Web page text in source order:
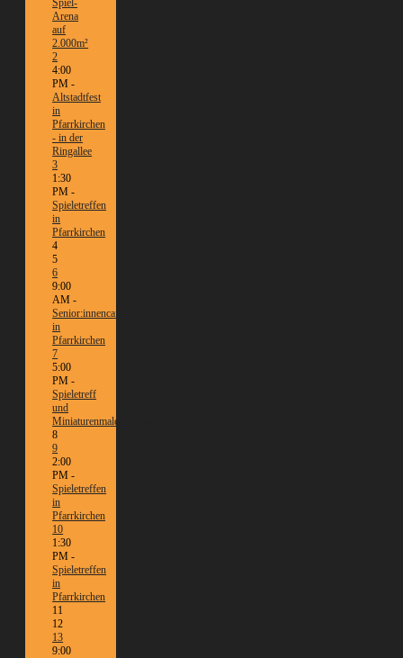
Arena
auf
2.000m²
2
4:00
PM -
Altstadtfest
in
Pfarrkirchen
- in der
Ringallee
3
1:30
PM -
Spieletreffen
in
Pfarrkirchen
4
5
6
9:00
AM -
Senior:innencafé
in
Pfarrkirchen
7
5:00
PM -
Spieletreff
und
Miniaturenmalen/Tabletop
8
9
2:00
PM -
Spieletreffen
in
Pfarrkirchen
10
1:30
PM -
Spieletreffen
in
Pfarrkirchen
11
12
13
9:00